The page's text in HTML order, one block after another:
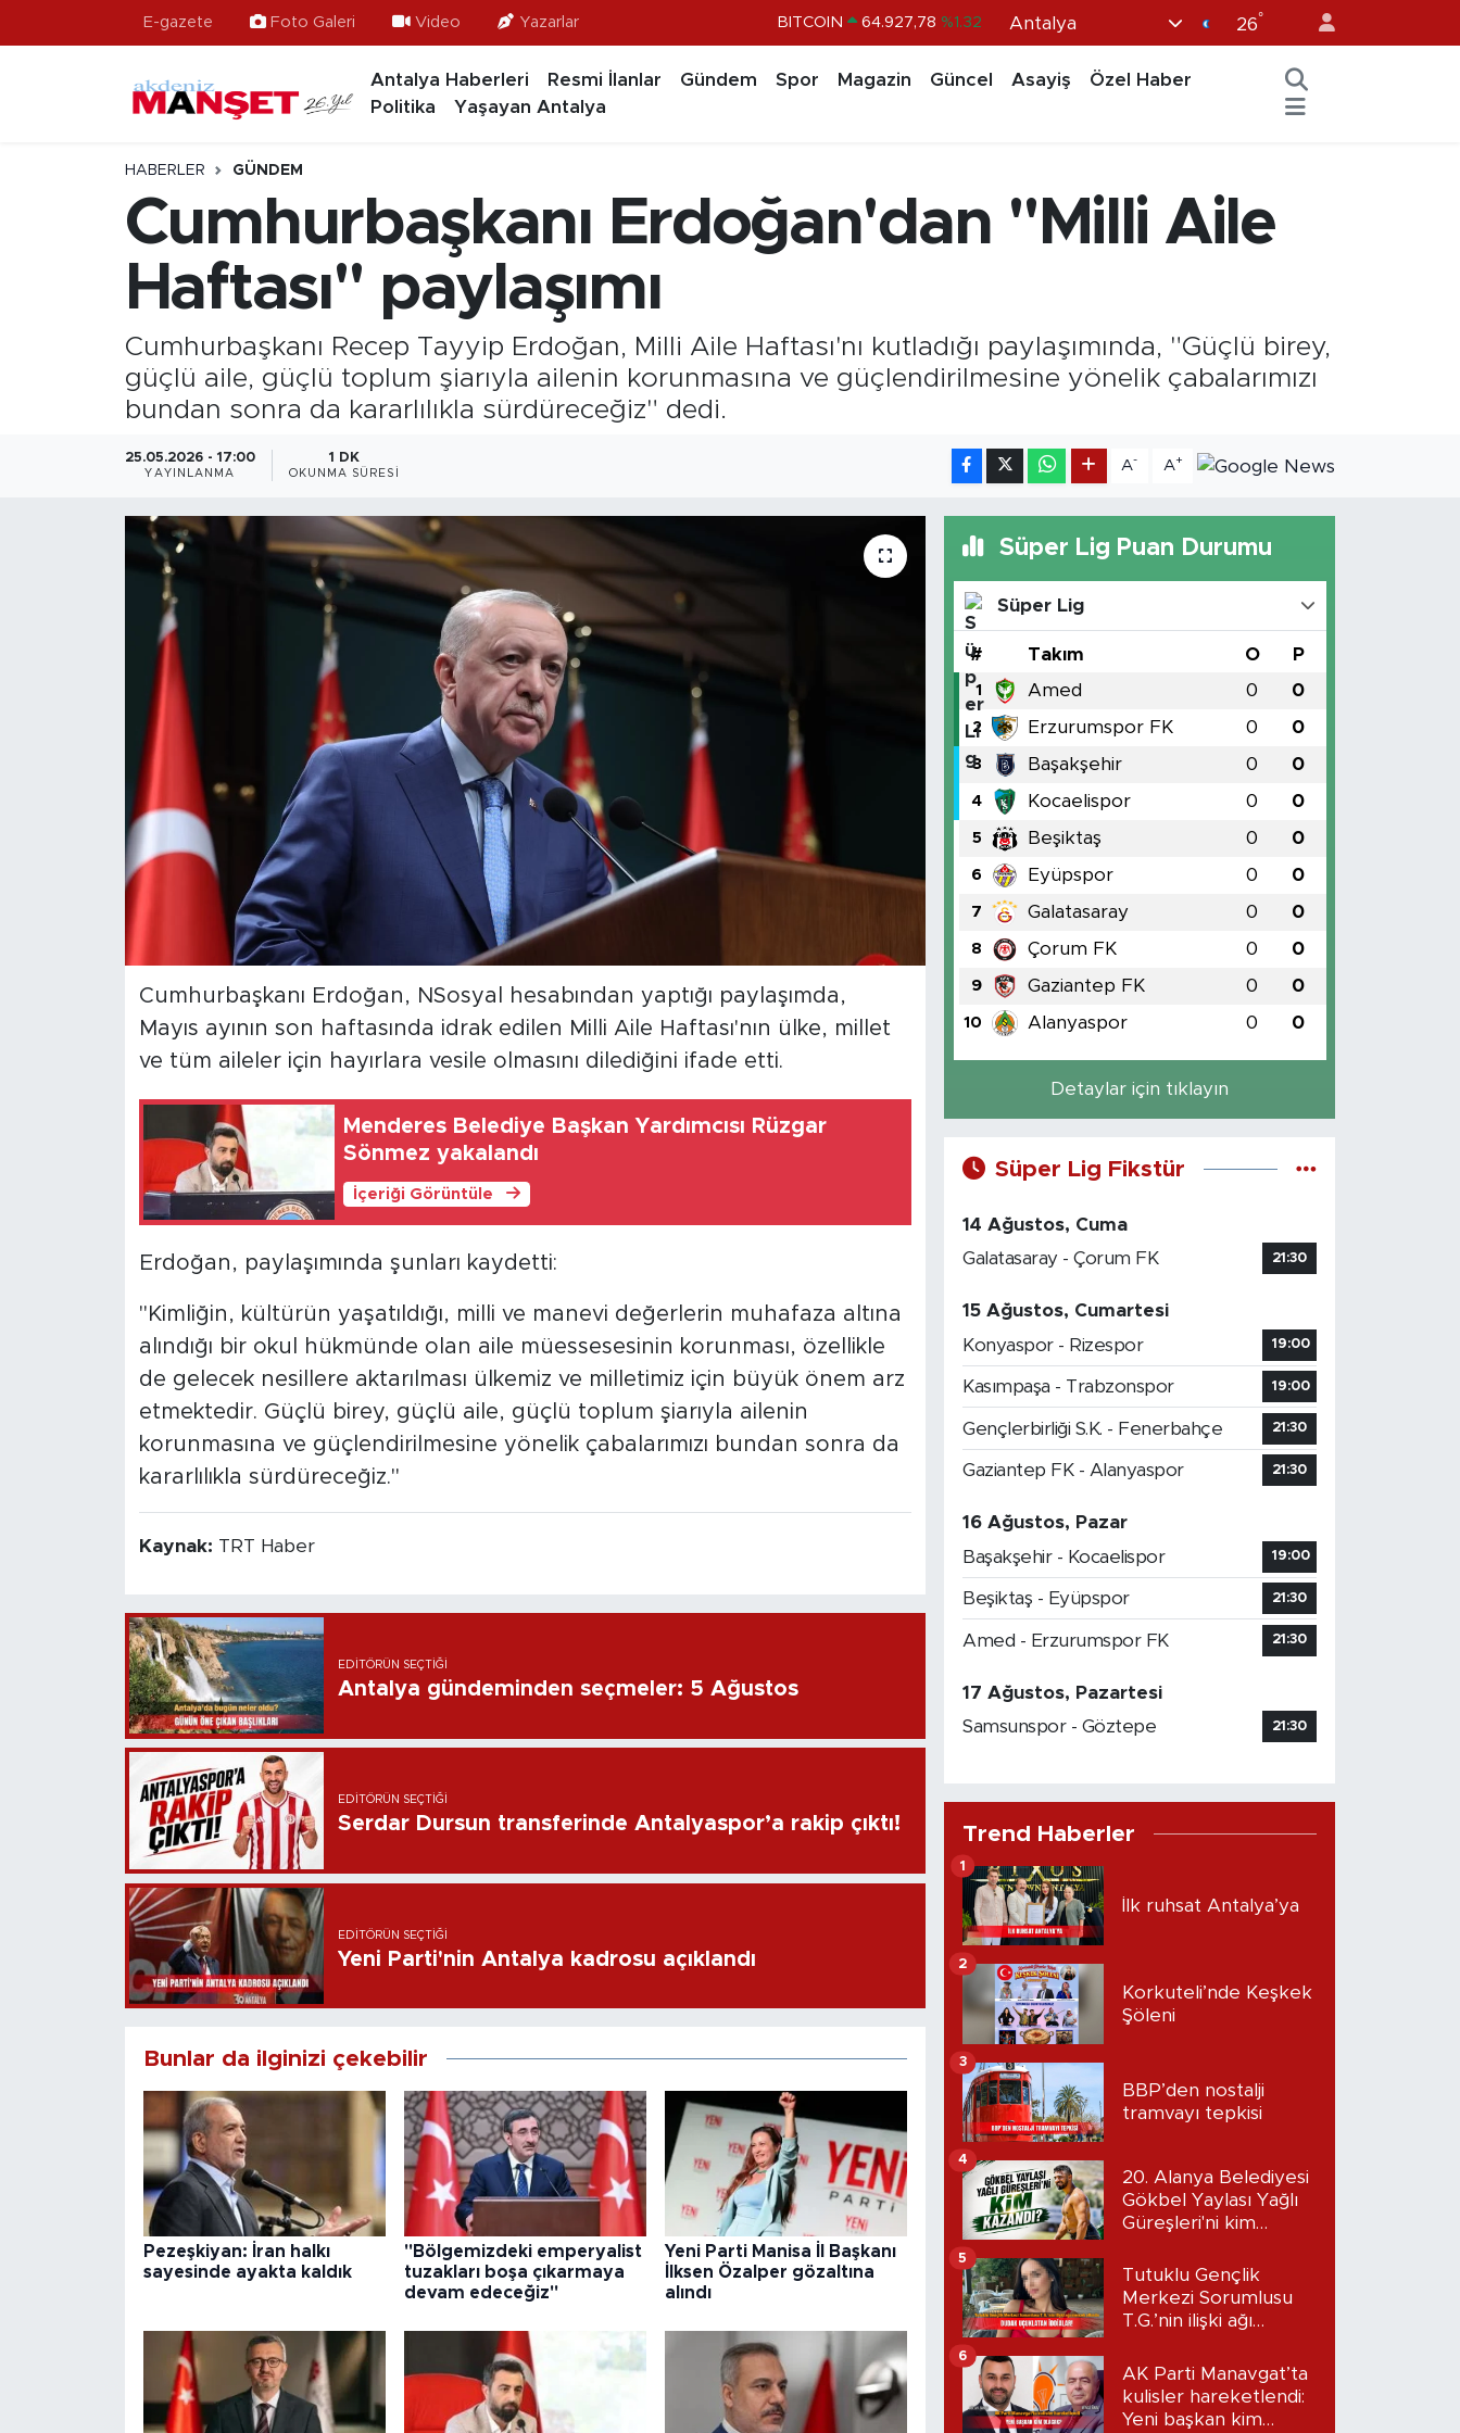
E-gazete Foto Galeri Video Yazarlar DOLAR 47,5894 %0.08
BITCOIN 64.927,78 %1.32
Antalya 26°
Antalya Haberleri Resmi İlanlar Gündem Spor Magazin Güncel Asayiş
Özel Haber
Politika
Yaşayan Antalya
HABERLER GÜNDEM
Cumhurbaşkanı Erdoğan'dan "Milli Aile
Haftası" paylaşımı
Cumhurbaşkanı Recep Tayyip Erdoğan, Milli Aile Haftası'nı kutladığı paylaşımında, "Güçlü birey,
güçlü aile, güçlü toplum şiarıyla ailenin korunmasına ve güçlendirilmesine yönelik çabalarımızı
bundan sonra da kararlılıkla sürdüreceğiz" dedi.
25.05.2026 - 17:00
YAYINLANMA
1 DK
OKUNMA SÜRESI
A- A+
Cumhurbaşkanı Erdoğan, NSosyal hesabından yaptığı paylaşımda,
Mayıs ayının son haftasında idrak edilen Milli Aile Haftası'nın ülke, millet
ve tüm aileler için hayırlara vesile olmasını dilediğini ifade etti.
Menderes Belediye Başkan Yardımcısı Rüzgar
Sönmez yakalandı
İçeriği Görüntüle
Erdoğan, paylaşımında şunları kaydetti:
"Kimliğin, kültürün yaşatıldığı, milli ve manevi değerlerin muhafaza altına
alındığı bir okul hükmünde olan aile müessesesinin korunması, özellikle
de gelecek nesillere aktarılması ülkemiz ve milletimiz için büyük önem arz
etmektedir. Güçlü birey, güçlü aile, güçlü toplum şiarıyla ailenin
korunmasına ve güçlendirilmesine yönelik çabalarımızı bundan sonra da
kararlılıkla sürdüreceğiz."
Kaynak: TRT Haber
EDITÖRÜN SEÇTIĞI
Antalya gündeminden seçmeler: 5 Ağustos
EDITÖRÜN SEÇTIĞI
Serdar Dursun transferinde Antalyaspor’a rakip çıktı!
EDITÖRÜN SEÇTIĞI
Yeni Parti'nin Antalya kadrosu açıklandı
Bunlar da ilginizi çekebilir
Pezeşkiyan: İran halkı
sayesinde ayakta kaldık
"Bölgemizdeki emperyalist
tuzakları boşa çıkarmaya
devam edeceğiz"
Yeni Parti Manisa İl Başkanı
İlksen Özalper gözaltına
alındı
Süper Lig Puan Durumu
Süper Lig
# Takım O P
1 Amed 0 0
2 Erzurumspor FK 0 0
3 Başakşehir 0 0
4 Kocaelispor 0 0
5 Beşiktaş 0 0
6 Eyüpspor 0 0
7 Galatasaray 0 0
8 Çorum FK 0 0
9 Gaziantep FK 0 0
10 Alanyaspor 0 0
Detaylar için tıklayın
Süper Lig Fikstür
14 Ağustos, Cuma
Galatasaray - Çorum FK
21:30
15 Ağustos, Cumartesi
Konyaspor - Rizespor
19:00
Kasımpaşa - Trabzonspor 19:00
Gençlerbirliği S.K. - Fenerbahçe 21:30
Gaziantep FK - Alanyaspor 21:30
16 Ağustos, Pazar
Başakşehir - Kocaelispor
19:00
Beşiktaş - Eyüpspor 21:30
Amed - Erzurumspor FK 21:30
17 Ağustos, Pazartesi
Samsunspor - Göztepe
21:30
Trend Haberler
İlk ruhsat Antalya’ya
1
Korkuteli’nde Keşkek
Şöleni
2
BBP’den nostalji
tramvayı tepkisi
3
20. Alanya Belediyesi
Gökbel Yaylası Yağlı
Güreşleri'ni kim
4
Tutuklu Gençlik
Merkezi Sorumlusu
T.G.’nin ilişki ağı
Dudak uçuklatan
iddialar!
5
AK Parti Manavgat’ta
kulisler hareketlendi:
Yeni başkan kim
6
Ekonomi
Gündem
Kültür- Sanat
Özel Haber
Resmi İlanlar
Turizm
Hava Durumu
Süper Lig Puan Durumu ve Fikstür
Tüm Manşetler
Son Dakika Haberleri
Haber Arşivi